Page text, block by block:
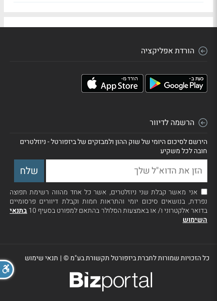
הורדת אפליקציה
הרשמה לדיוור
הירשם לסיכום היומי של שוק ההון ולמבזקים של ביזפורטל - ניוזלטרים
חובה לכל משקיע
אני מאשר קבלת שני ניוזלטרים, אשר כל אחד מהווה רשימת תפוצה
נפרדת, בנושאים סיכום יומי והתראות חמות וקבלת דיוורים פרסומיים
בדואר אלקטרוני ו/ או באמצעות הסלולר בהתאם למפורט בסעיף 10
בתנאי
השימוש
כל הזכויות שמורות לחברת ביזפורטל תקשורת בע"מ ©| תנאי שימוש